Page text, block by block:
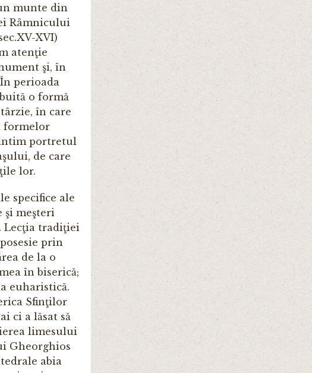
munte din
Râmnicului
XVI)
atenţie
şi, în
perioada
o formă
în care
formelor
portretul
de care
lor.
specifice ale
şi meşteri
Lecţia tradiţiei
prin
de la o
în biserică;
euharistică.
Sfinţilor
ci a lăsat să
limesului
Gheorghios
abia